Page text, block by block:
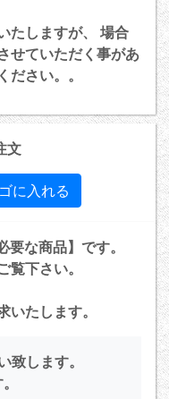
たしますが、 場合
せていただく事があ
ださい。。
文
な商品】です。
覧下さい。
たします。
致します。